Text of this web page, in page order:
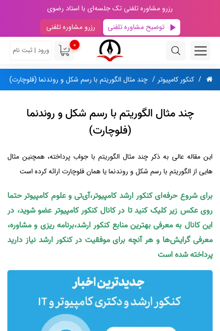
رزرو مشاوره تلفنی تک جلسه‌ای با استاد رضوی
توضیح مشاوره تلفنی
رزرو مشاوره تلفنی
0
ورود | ثبت نام
کنکور کامپیوتر چند مثال الگوریتم با رسم شکل و روندنما (فلوچارت)
چند مثال الگوریتم با رسم شکل و روندنما
(فلوچارت)
این مقاله عالی به ذکر چند مثال الگوریتم با جواب پرداخته، همچنین مثال
هایی از الگوریتم با رسم شکل و روندنما یا همان فلوچارت ارائه کرده است
برای شروع حرفه‌ای کنکور ارشد کامپیوتر،آی‌تی و علوم کامپیوتر حتما
روی عکس زیر کلیک کنید تا در کانال کنکور کامپیوتر عضو شوید، در
این کانال به معرفی بهترین منابع کنکور ارشد،برنامه ریزی و مشاوره،
معرفی گرایش‌ها و هر آنچه برای موفقیت در کنکور ارشد نیاز دارید
پرداخته شده است